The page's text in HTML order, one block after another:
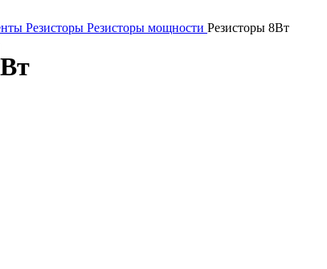
Резисторы Резисторы мощности Резисторы 8Вт